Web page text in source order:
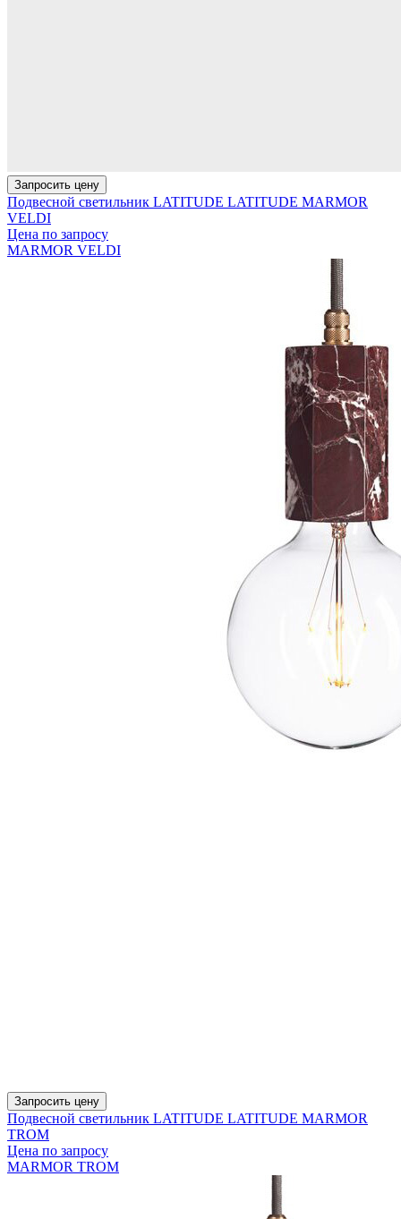
Запросить цену
Подвесной светильник LATITUDE LATITUDE MARMOR
VELDI
Цена по запросу
MARMOR VELDI
Запросить цену
Подвесной светильник LATITUDE LATITUDE MARMOR
TROM
Цена по запросу
MARMOR TROM